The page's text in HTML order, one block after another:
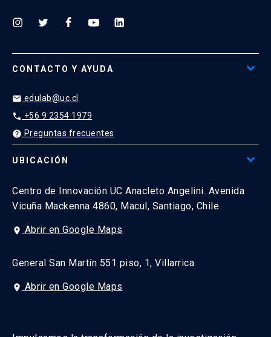
CONTACTO Y AYUDA
email edulab@uc.cl
phone +56 9 2354 1979
help Preguntas frecuentes
UBICACIÓN
Centro de Innovación UC Anacleto Angelini. Avenida
Vicuña Mackenna 4860, Macul, Santiago, Chile
place Abrir en Google Maps
General San Martín 551 piso, 1, Villarrica
place Abrir en Google Maps